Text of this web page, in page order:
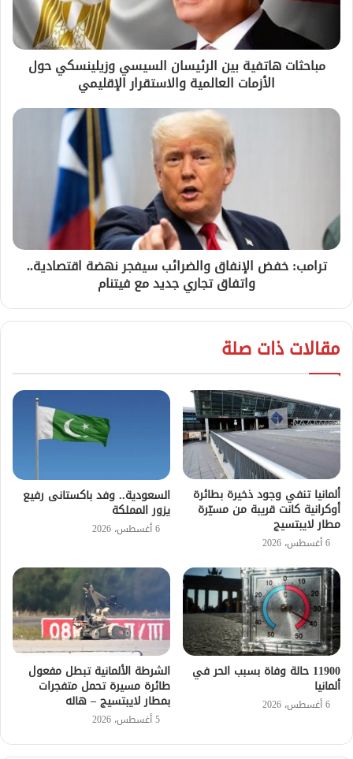
مباحثات هاتفية بين الرئيسان السيسي وزيلينسكي حول
الأزمات العالمية والاستقرار الإقليمي
ترامب: خفض الإنفاق والضرائب سيفجر نهضة اقتصادية..
واتفاق تجاري جديد مع فيتنام
مقالات ذات صلة
ألمانيا تنفي وجود ذخيرة بطائرة
أوكرانية كانت قريبة من مسيّرة
مطار لايبتسيج
6 أغسطس، 2026
السعودية.. وفد باكستانى رفيع
يزور المملكة
6 أغسطس، 2026
11900 حالة وفاة بسبب الحر في
ألمانيا
6 أغسطس، 2026
الشرطة الألمانية تبطل مفعول
طائرة مسيرة تحمل متفجرات
بمطار لايبتسيج – هاله
5 أغسطس، 2026